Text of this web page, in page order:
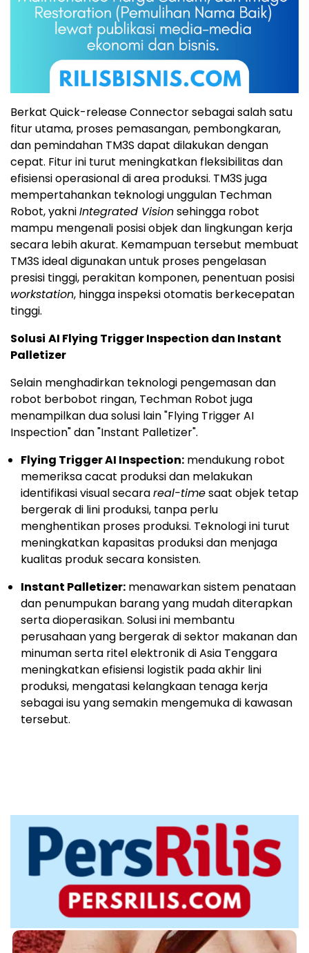
Berkat Quick-release Connector sebagai salah satu
fitur utama, proses pemasangan, pembongkaran,
dan pemindahan TM3S dapat dilakukan dengan
cepat. Fitur ini turut meningkatkan fleksibilitas dan
efisiensi operasional di area produksi. TM3S juga
mempertahankan teknologi unggulan Techman
Robot, yakniIntegrated Visionsehingga robot
mampu mengenali posisi objek dan lingkungan kerja
secara lebih akurat. Kemampuan tersebut membuat
TM3S ideal digunakan untuk proses pengelasan
presisi tinggi, perakitan komponen, penentuan posisi
workstation, hingga inspeksi otomatis berkecepatan
tinggi.
Solusi AI Flying Trigger Inspection dan Instant
Palletizer
Selain menghadirkan teknologi pengemasan dan
robot berbobot ringan, Techman Robot juga
menampilkan dua solusi lain "Flying Trigger AI
Inspection" dan "Instant Palletizer".
Flying Trigger AI Inspection: mendukung robot
memeriksa cacat produksi dan melakukan
identifikasi visual secarareal-timesaat objek tetap
bergerak di lini produksi, tanpa perlu
menghentikan proses produksi. Teknologi ini turut
meningkatkan kapasitas produksi dan menjaga
kualitas produk secara konsisten.
Instant Palletizer: menawarkan sistem penataan
dan penumpukan barang yang mudah diterapkan
serta dioperasikan. Solusi ini membantu
perusahaan yang bergerak di sektor makanan dan
minuman serta ritel elektronik di Asia Tenggara
meningkatkan efisiensi logistik pada akhir lini
produksi, mengatasi kelangkaan tenaga kerja
sebagai isu yang semakin mengemuka di kawasan
tersebut.